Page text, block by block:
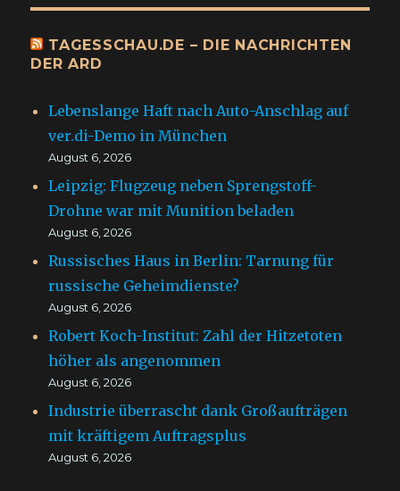
TAGESSCHAU.DE – DIE NACHRICHTEN
DER ARD
Lebenslange Haft nach Auto-Anschlag auf
ver.di-Demo in München
August 6, 2026
Leipzig: Flugzeug neben Sprengstoff-
Drohne war mit Munition beladen
August 6, 2026
Russisches Haus in Berlin: Tarnung für
russische Geheimdienste?
August 6, 2026
Robert Koch-Institut: Zahl der Hitzetoten
höher als angenommen
August 6, 2026
Industrie überrascht dank Großaufträgen
mit kräftigem Auftragsplus
August 6, 2026